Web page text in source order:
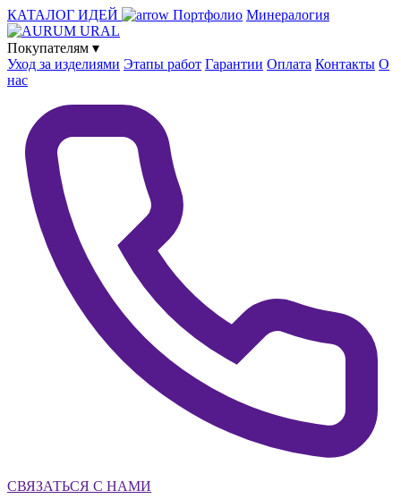
КАТАЛОГ ИДЕЙ Портфолио Минералогия
Покупателям ▾
Уход за изделиями Этапы работ Гарантии Оплата Контакты О
нас
СВЯЗАТЬСЯ С НАМИ